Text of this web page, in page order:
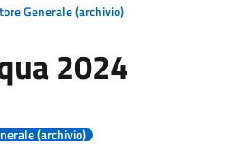
Generale (archivio)
2024
(archivio)